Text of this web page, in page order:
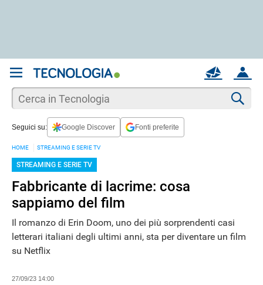
ACCOUNT
MAIL
Seguici su: Google Discover Fonti preferite
HOME STREAMING E SERIE TV
STREAMING E SERIE TV
Fabbricante di lacrime: cosa
sappiamo del film
Il romanzo di Erin Doom, uno dei più sorprendenti casi
letterari italiani degli ultimi anni, sta per diventare un film
su Netflix
27/09/23 14:00